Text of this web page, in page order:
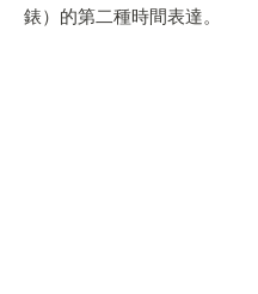
錶）的第二種時間表達。